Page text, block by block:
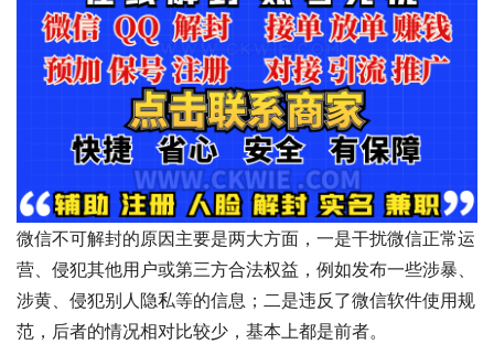
微信不可解封的原因主要是两大方面，一是干扰微信正常运
营、侵犯其他用户或第三方合法权益，例如发布一些涉暴、
涉黄、侵犯别人隐私等的信息；二是违反了微信软件使用规
范，后者的情况相对比较少，基本上都是前者。